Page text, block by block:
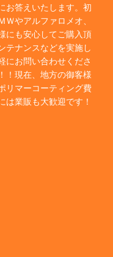
お答えいたします。初
やアルファロメオ、
にも安心してご購入頂
テナンスなどを実施し
にお問い合わせくださ
！現在、地方の御客様
リマーコーティング費
は業販も大歓迎です！